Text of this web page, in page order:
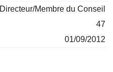
Directeur/Membre du Conseil
47
01/09/2012